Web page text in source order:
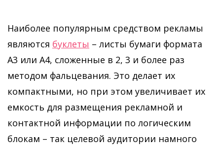
Наиболее популярным средством рекламы
являются буклеты – листы бумаги формата
А3 или А4, сложенные в 2, 3 и более раз
методом фальцевания. Это делает их
компактными, но при этом увеличивает их
емкость для размещения рекламной и
контактной информации по логическим
блокам – так целевой аудитории намного